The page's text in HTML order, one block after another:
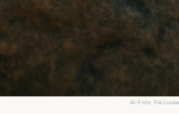
AI-Foto: Pia Luuka